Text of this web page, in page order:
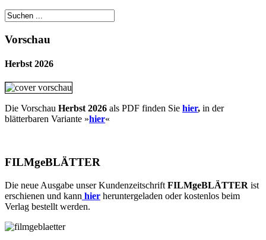
Vorschau
Herbst 2026
Die Vorschau Herbst 2026 als PDF finden Sie hier, in der
blätterbaren Variante »hier«
FILMgeBLÄTTER
Die neue Ausgabe unser Kundenzeitschrift FILMgeBLÄTTER ist
erschienen und kann hier heruntergeladen oder kostenlos beim
Verlag bestellt werden.